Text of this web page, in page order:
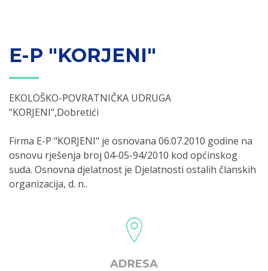
E-P "KORJENI"
EKOLOŠKO-POVRATNIČKA UDRUGA
"KORJENI",Dobretići
Firma E-P "KORJENI" je osnovana 06.07.2010 godine na
osnovu rješenja broj 04-05-94/2010 kod općinskog
suda. Osnovna djelatnost je Djelatnosti ostalih članskih
organizacija, d. n..
ADRESA